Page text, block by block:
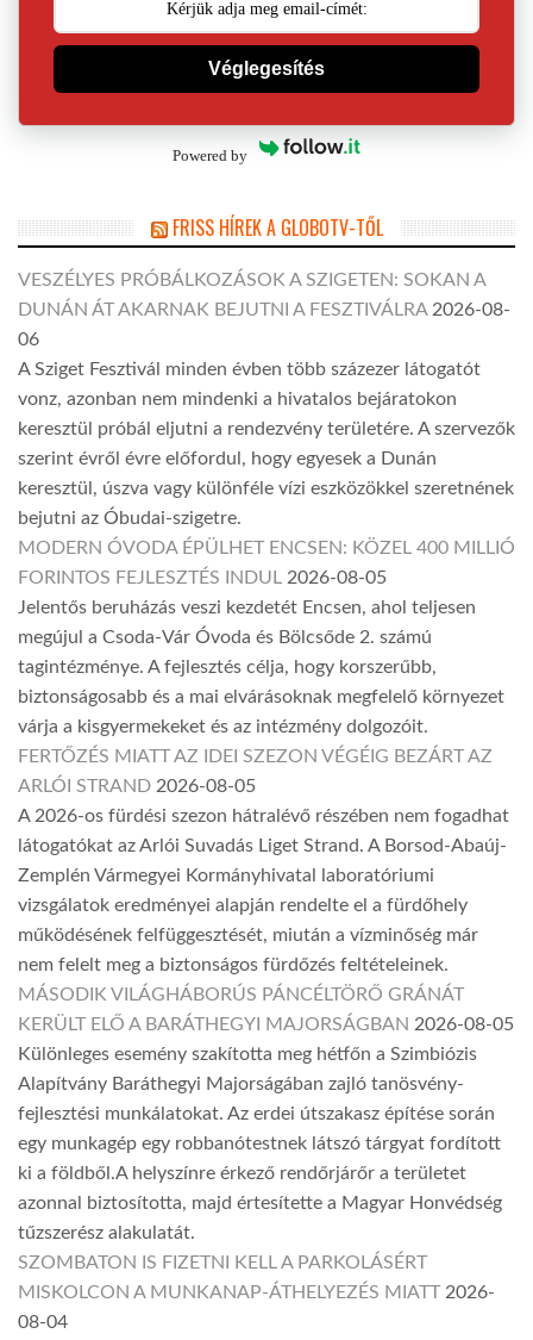
Véglegesítés
Powered by
FRISS HÍREK A GLOBOTV-TŐL
VESZÉLYES PRÓBÁLKOZÁSOK A SZIGETEN: SOKAN A
DUNÁN ÁT AKARNAK BEJUTNI A FESZTIVÁLRA 2026-08-
06
A Sziget Fesztivál minden évben több százezer látogatót
vonz, azonban nem mindenki a hivatalos bejáratokon
keresztül próbál eljutni a rendezvény területére. A szervezők
szerint évről évre előfordul, hogy egyesek a Dunán
keresztül, úszva vagy különféle vízi eszközökkel szeretnének
bejutni az Óbudai-szigetre.
MODERN ÓVODA ÉPÜLHET ENCSEN: KÖZEL 400 MILLIÓ
FORINTOS FEJLESZTÉS INDUL 2026-08-05
Jelentős beruházás veszi kezdetét Encsen, ahol teljesen
megújul a Csoda-Vár Óvoda és Bölcsőde 2. számú
tagintézménye. A fejlesztés célja, hogy korszerűbb,
biztonságosabb és a mai elvárásoknak megfelelő környezet
várja a kisgyermekeket és az intézmény dolgozóit.
FERTŐZÉS MIATT AZ IDEI SZEZON VÉGÉIG BEZÁRT AZ
ARLÓI STRAND 2026-08-05
A 2026-os fürdési szezon hátralévő részében nem fogadhat
látogatókat az Arlói Suvadás Liget Strand. A Borsod-Abaúj-
Zemplén Vármegyei Kormányhivatal laboratóriumi
vizsgálatok eredményei alapján rendelte el a fürdőhely
működésének felfüggesztését, miután a vízminőség már
nem felelt meg a biztonságos fürdőzés feltételeinek.
MÁSODIK VILÁGHÁBORÚS PÁNCÉLTÖRŐ GRÁNÁT
KERÜLT ELŐ A BARÁTHEGYI MAJORSÁGBAN 2026-08-05
Különleges esemény szakította meg hétfőn a Szimbiózis
Alapítvány Baráthegyi Majorságában zajló tanösvény-
fejlesztési munkálatokat. Az erdei útszakasz építése során
egy munkagép egy robbanótestnek látszó tárgyat fordított
ki a földből.A helyszínre érkező rendőrjárőr a területet
azonnal biztosította, majd értesítette a Magyar Honvédség
tűzszerész alakulatát.
SZOMBATON IS FIZETNI KELL A PARKOLÁSÉRT
MISKOLCON A MUNKANAP-ÁTHELYEZÉS MIATT 2026-
08-04